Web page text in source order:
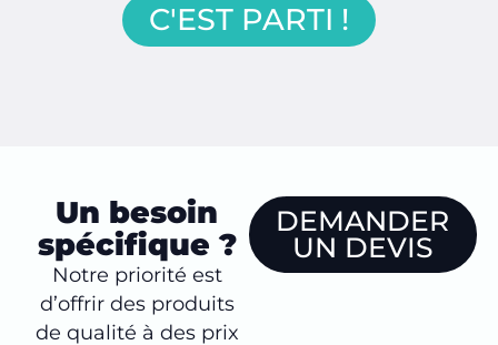
C'EST PARTI !
Un besoin
spécifique ?
Notre priorité est
d’offrir des produits
de qualité à des prix
DEMANDER
UN DEVIS